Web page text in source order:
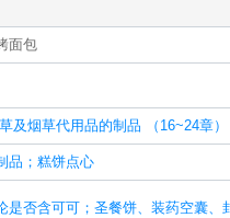
面包
及烟草代用品的制品 （16~24章）
品；糕饼点心
否含可可；圣餐饼、装药空囊、